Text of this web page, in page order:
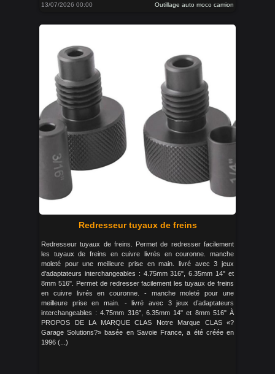
13/07/2026 00:00 Outillage auto moco camion
Redresseur tuyaux de freins
Redresseur tuyaux de freins. Permet de redresser facilement
les tuyaux de freins en cuivre livrés en couronne. manche
moleté pour une meilleure prise en main. livré avec 3 jeux
d'adaptateurs interchangeables : 4.75mm 316", 6.35mm 14" et
8mm 516". Permet de redresser facilement les tuyaux de freins
en cuivre livrés en couronne. - manche moleté pour une
meilleure prise en main. - livré avec 3 jeux d’adaptateurs
interchangeables : 4.75mm 316", 6.35mm 14" et 8mm 516" À
PROPOS DE LA MARQUE CLAS Notre Marque CLAS «?
Garage Solutions?» basée en Savoie France, a été créée en
1996 (...)